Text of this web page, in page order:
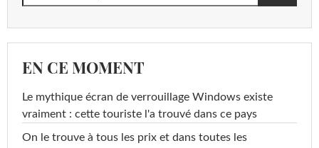
EN CE MOMENT
Le mythique écran de verrouillage Windows existe
vraiment : cette touriste l'a trouvé dans ce pays
On le trouve à tous les prix et dans toutes les